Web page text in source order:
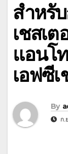
สำหรั
เชสเ
แอนโ
เอฟซี
By
ก.